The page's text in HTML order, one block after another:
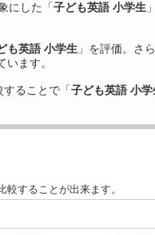
にした「子ども英語 小学生
も英語 小学生 」を評価。さ
ます。
することで「子ども英語 小学
することが出来ます。